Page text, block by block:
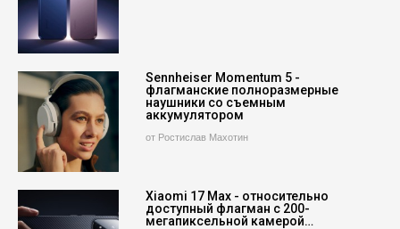
Sennheiser Momentum 5 -
флагманские полноразмерные
наушники со съемным
аккумулятором
от Ростислав Махотин
Xiaomi 17 Max - относительно
доступный флагман с 200-
мегапиксельной камерой…